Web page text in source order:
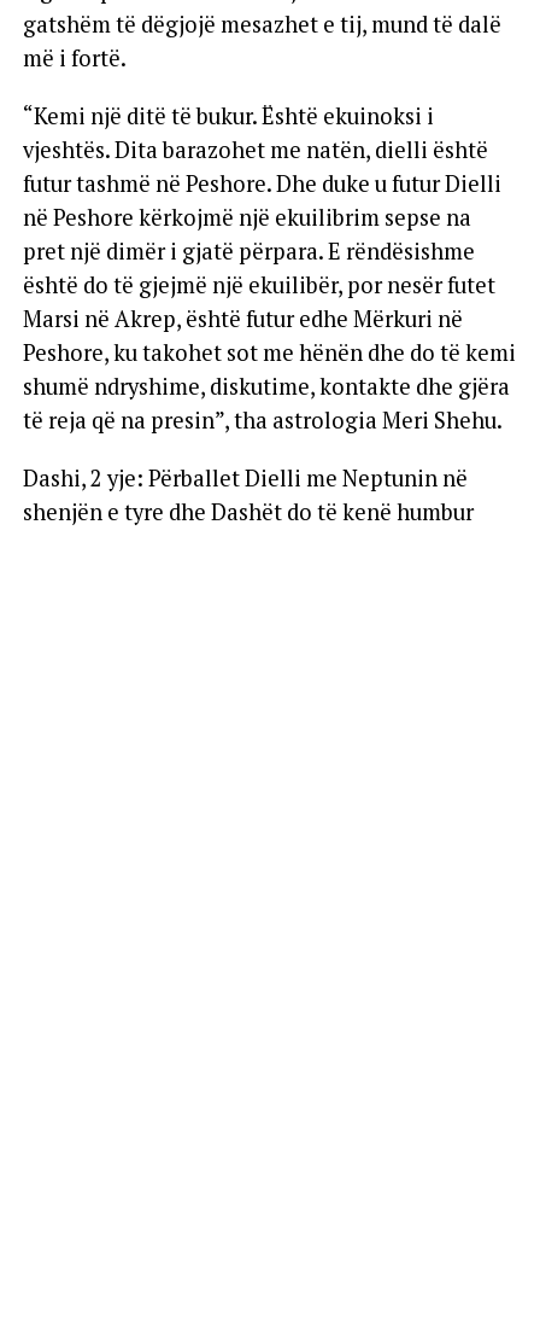
gatshëm të dëgjojë mesazhet e tij, mund të dalë
më i fortë.
“Kemi një ditë të bukur. Është ekuinoksi i
vjeshtës. Dita barazohet me natën, dielli është
futur tashmë në Peshore. Dhe duke u futur Dielli
në Peshore kërkojmë një ekuilibrim sepse na
pret një dimër i gjatë përpara. E rëndësishme
është do të gjejmë një ekuilibër, por nesër futet
Marsi në Akrep, është futur edhe Mërkuri në
Peshore, ku takohet sot me hënën dhe do të kemi
shumë ndryshime, diskutime, kontakte dhe gjëra
të reja që na presin”, tha astrologia Meri Shehu.
Dashi, 2 yje: Përballet Dielli me Neptunin në
shenjën e tyre dhe Dashët do të kenë humbur